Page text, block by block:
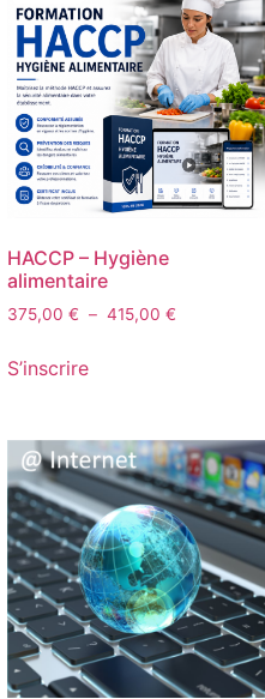
HACCP – Hygiène
alimentaire
375,00 € – 415,00 €
S’inscrire